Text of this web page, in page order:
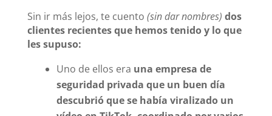
Sin ir más lejos, te cuento (sin dar nombres) dos
clientes recientes que hemos tenido y lo que
les supuso:
Uno de ellos era una empresa de
seguridad privada que un buen día
descubrió que se había viralizado un